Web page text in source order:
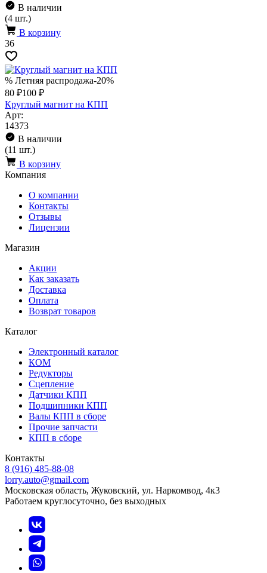
В наличии
(4 шт.)
В корзину
36
% Летняя распродажа-20%
80 ₽100 ₽
Круглый магнит на КПП
Арт:
14373
В наличии
(11 шт.)
В корзину
Компания
О компании
Контакты
Отзывы
Лицензии
Магазин
Акции
Как заказать
Доставка
Оплата
Возврат товаров
Каталог
Электронный каталог
КОМ
Редукторы
Сцепление
Датчики КПП
Подшипники КПП
Валы КПП в сборе
Прочие запчасти
КПП в сборе
Контакты
8 (916) 485-88-08
lorry.auto@gmail.com
Московская область, Жуковский, ул. Наркомвод, 4к3
Работаем круглосуточно, без выходных